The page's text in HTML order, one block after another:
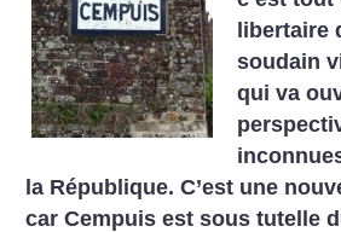
libertaire
soudain
qui va
la République. C’est une
car Cempuis est sous tutelle